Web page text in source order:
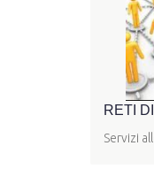
RETI
Servizi